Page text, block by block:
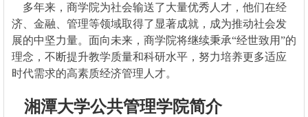
多年来，商学院为社会输送了大量优秀人才，他们在经
济、金融、管理等领域取得了显著成就，成为推动社会发
展的中坚力量。面向未来，商学院将继续秉承“经世致用”的
理念，不断提升教学质量和科研水平，努力培养更多适应
时代需求的高素质经济管理人才。
湘潭大学公共管理学院简介